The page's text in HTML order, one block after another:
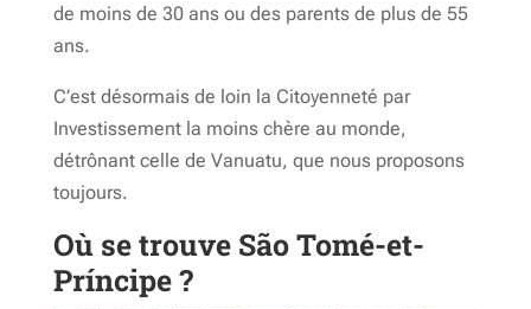
de moins de 30 ans ou des parents de plus de 55
ans.
C’est désormais de loin la Citoyenneté par
Investissement la moins chère au monde,
détrônant celle de Vanuatu, que nous proposons
toujours.
Où se trouve São Tomé-et-
Príncipe ?